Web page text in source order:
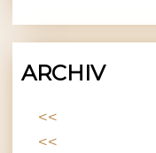
ARCHIV
<<
<<